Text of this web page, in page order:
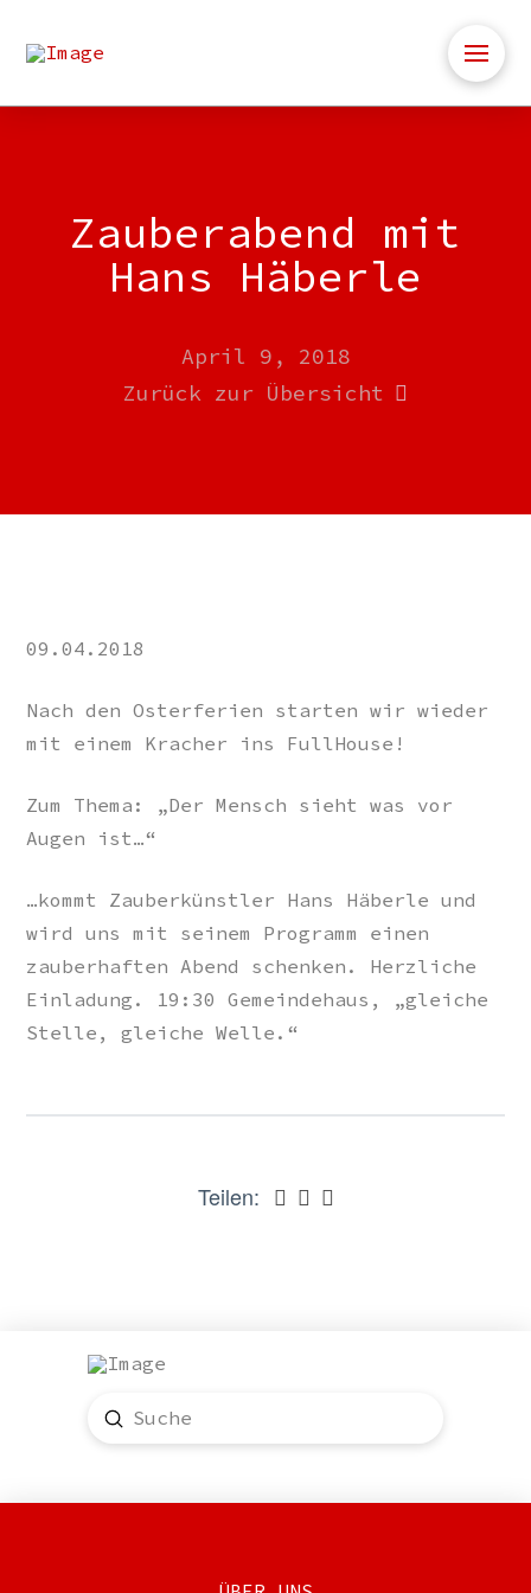
Zauberabend mit
Hans Häberle
April 9, 2018
Zurück zur Übersicht
09.04.2018
Nach den Osterferien starten wir wieder
mit einem Kracher ins FullHouse!
Zum Thema: „Der Mensch sieht was vor
Augen ist…“
…kommt Zauberkünstler Hans Häberle und
wird uns mit seinem Programm einen
zauberhaften Abend schenken. Herzliche
Einladung. 19:30 Gemeindehaus, „gleiche
Stelle, gleiche Welle.“
Teilen:
Search
Submit